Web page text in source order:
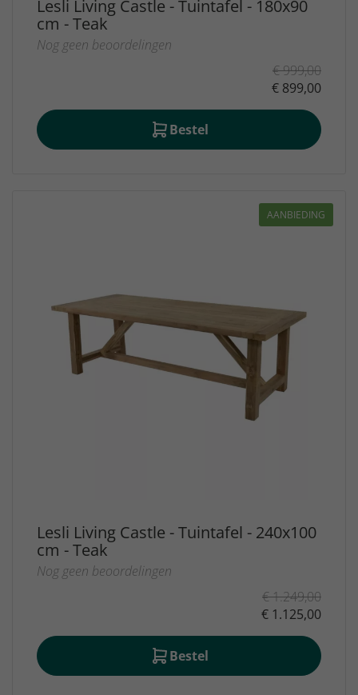
Lesli Living Castle - Tuintafel - 180x90
cm - Teak
Nog geen beoordelingen
€ 999,00
€ 899,00
Bestel
AANBIEDING
Lesli Living Castle - Tuintafel - 240x100
cm - Teak
Nog geen beoordelingen
€ 1.249,00
€ 1.125,00
Bestel